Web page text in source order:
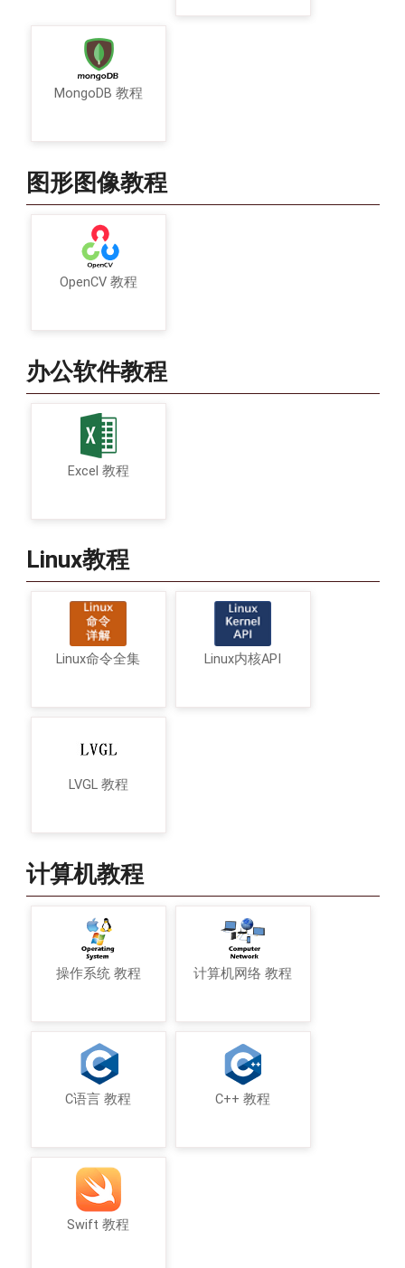
MongoDB 教程
图形图像教程
OpenCV 教程
办公软件教程
Excel 教程
Linux教程
Linux命令全集 Linux内核API
LVGL 教程
计算机教程
操作系统 教程 计算机网络 教程
C语言 教程 C++ 教程
Swift 教程